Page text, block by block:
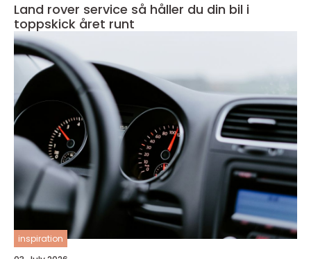
Land rover service så håller du din bil i
toppskick året runt
inspiration